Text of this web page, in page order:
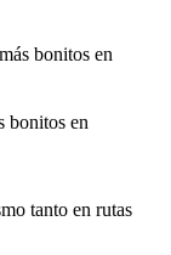
bonitos en
bonitos en
tanto en rutas